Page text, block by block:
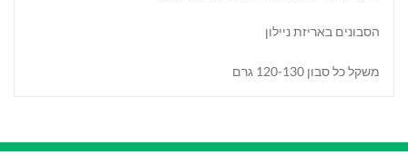
הסבונים באריזת ניילון
משקל כל סבון 120-130 גרם